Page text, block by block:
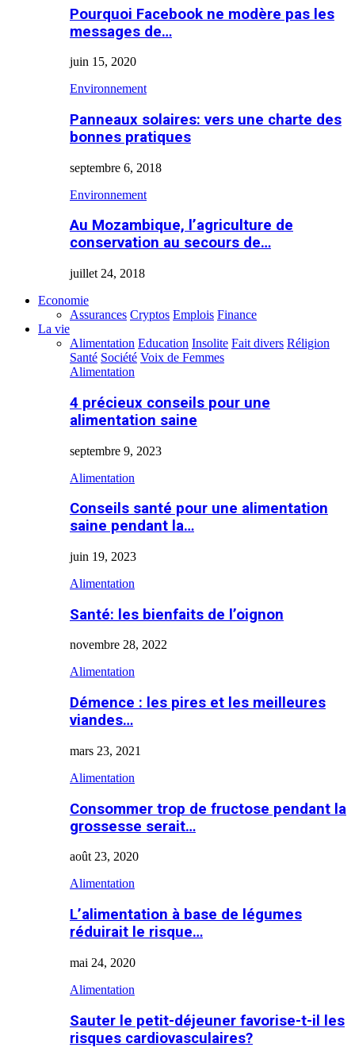
Pourquoi Facebook ne modère pas les
messages de…
juin 15, 2020
Environnement
Panneaux solaires: vers une charte des
bonnes pratiques
septembre 6, 2018
Environnement
Au Mozambique, l’agriculture de
conservation au secours de…
juillet 24, 2018
Economie
Assurances Cryptos Emplois Finance
La vie
Alimentation Education Insolite Fait divers Réligion
Santé Société Voix de Femmes
Alimentation
4 précieux conseils pour une
alimentation saine
septembre 9, 2023
Alimentation
Conseils santé pour une alimentation
saine pendant la…
juin 19, 2023
Alimentation
Santé: les bienfaits de l’oignon
novembre 28, 2022
Alimentation
Démence : les pires et les meilleures
viandes…
mars 23, 2021
Alimentation
Consommer trop de fructose pendant la
grossesse serait…
août 23, 2020
Alimentation
L’alimentation à base de légumes
réduirait le risque…
mai 24, 2020
Alimentation
Sauter le petit-déjeuner favorise-t-il les
risques cardiovasculaires?